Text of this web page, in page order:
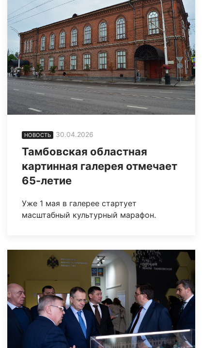
НОВОСТЬ 30.04.2026
Тамбовская областная
картинная галерея отмечает
65-летие
Уже 1 мая в галерее стартует
масштабный культурный марафон.